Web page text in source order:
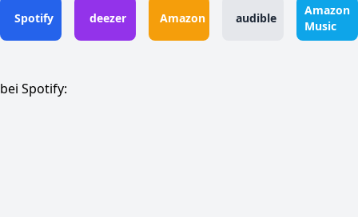
Spotify deezer Amazon audible
Amazon
Music
bei Spotify: